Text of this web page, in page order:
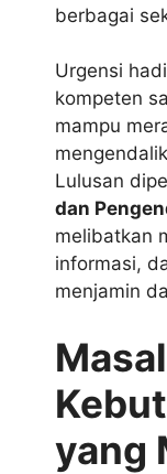
berbagai
Urgensi
kompeten
mampu
Lulusan
dan
melibatkan
informasi,
menjamin
yang